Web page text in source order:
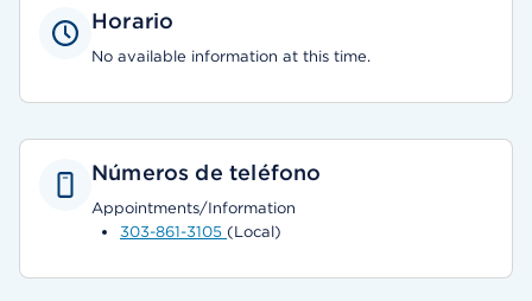
Horario
No available information at this time.
Números de teléfono
Appointments/Information
303-861-3105 (Local)